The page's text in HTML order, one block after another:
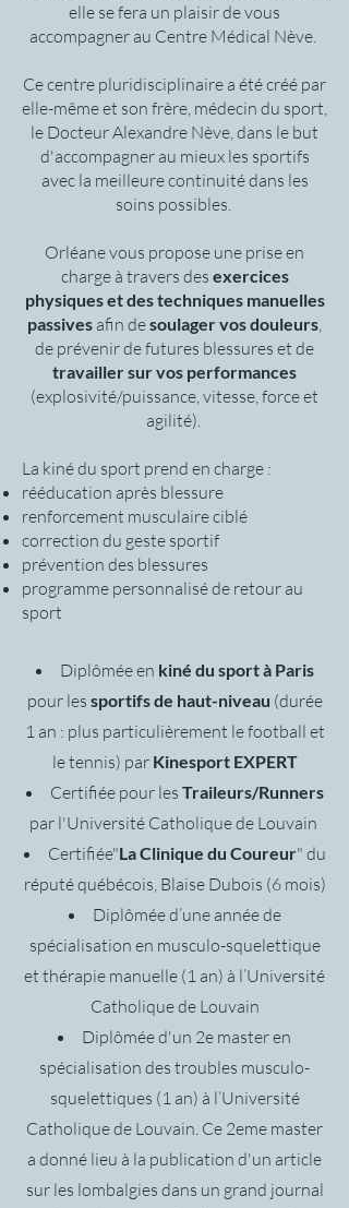
elle se fera un plaisir de vous
accompagner au Centre Médical Nève.
Ce centre pluridisciplinaire a été créé par
elle-même et son frère, médecin du sport,
le Docteur Alexandre Nève, dans le but
d'accompagner au mieux les sportifs
avec la meilleure continuité dans les
soins possibles.
Orléane vous propose une prise en
charge à travers des exercices
physiques et des techniques manuelles
passives afin desoulager vos douleurs,
de prévenir de futures blessures et de
travailler sur vos performances
(explosivité/puissance, vitesse, force et
agilité).
La kiné du sport prend en charge :
rééducation après blessure
renforcement musculaire ciblé
correction du geste sportif
prévention des blessures
programme personnalisé de retour au
sport
Diplômée en kiné du sport à Paris
pour les sportifs de haut-niveau (durée
1 an : plus particulièrement le football et
le tennis) par Kinesport EXPERT
Certifiée pour les Traileurs/Runners
par l'Université Catholique de Louvain
Certifiée"La Clinique du Coureur" du
réputé québécois, Blaise Dubois (6 mois)
Diplômée d’une année de
spécialisation en musculo-squelettique
et thérapie manuelle (1 an) à l’Université
Catholique de Louvain
Diplômée d'un 2e master en
spécialisation des troubles musculo-
squelettiques (1 an) à l’Université
Catholique de Louvain. Ce 2eme master
a donné lieu à la publication d'un article
sur les lombalgies dans un grand journal